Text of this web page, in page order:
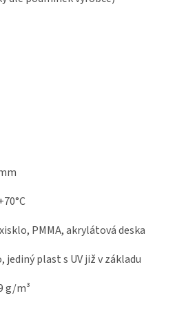
PMMA, akrylátová deska
jediný plast s UV již v základu
g/m³